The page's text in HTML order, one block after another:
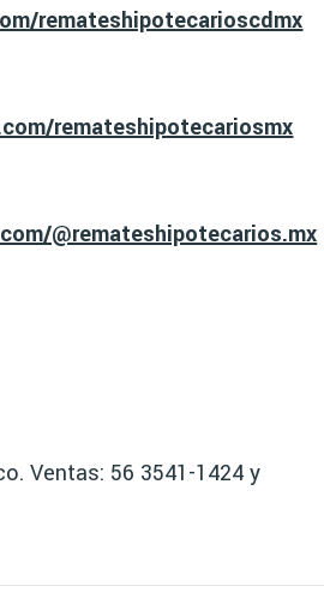
remateshipotecarioscdmx
remateshipotecariosmx
@remateshipotecarios.mx
Ventas: 56 3541-1424 y